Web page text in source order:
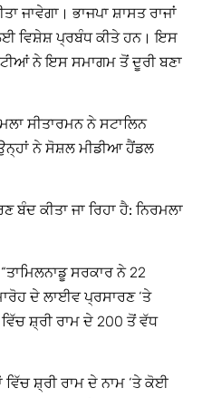
ਜਾਵੇਗਾ। ਭਾਜਪਾ ਸ਼ਾਸਤ ਰਾਜਾਂ
ਵਿਸ਼ੇਸ਼ ਪ੍ਰਬੰਧ ਕੀਤੇ ਹਨ। ਇਸ
ਨੇ ਇਸ ਸਮਾਗਮ ਤੋਂ ਦੂਰੀ ਬਣਾ
ਸੀਤਾਰਮਨ ਨੇ ਸਟਾਲਿਨ
ਨੇ ਸੋਸ਼ਲ ਮੀਡੀਆ ਹੈਂਡਲ
ਬੰਦ ਕੀਤਾ ਜਾ ਰਿਹਾ ਹੈ: ਨਿਰਮਲਾ
ਸਰਕਾਰ ਨੇ 22
ਦੇ ਲਾਈਵ ਪ੍ਰਸਾਰਣ ‘ਤੇ
ਵਿੱਚ ਸ਼੍ਰੀ ਰਾਮ ਦੇ 200 ਤੋਂ ਵੱਧ
ਸ਼੍ਰੀ ਰਾਮ ਦੇ ਨਾਮ ‘ਤੇ ਕੋਈ